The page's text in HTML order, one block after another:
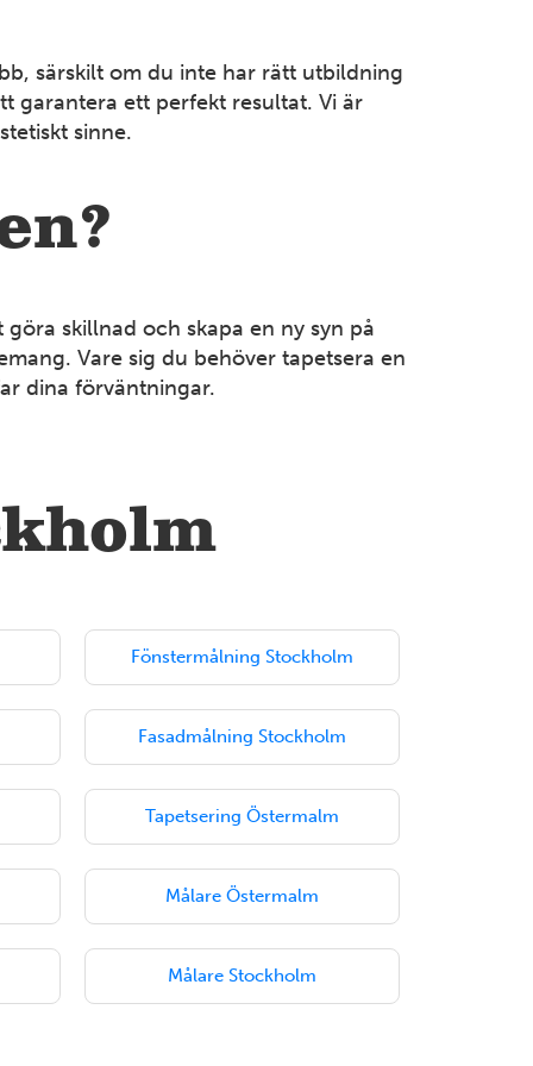
Berga Backe 2 182 53 Danderyd Tel: 08-714 35 00
Mer information
Jönköping
Mer information
00
Mer information
Karlshamn
Öresundsvägen 13 374 31 Karlshamn Tel: 0454-77 32
50
Mer information
Karlskrona
Tennvägen 1 371 50 Karlskrona Tel: 0455-30 71 20
särskilt om du inte har rätt utbildning
garantera ett perfekt resultat. Vi är
sinne.
skillnad och skapa en ny syn på
Vare sig du behöver tapetsera en
dina förväntningar.
Fönstermålning Stockholm
Fasadmålning Stockholm
Tapetsering Östermalm
Målare Östermalm
Målare Stockholm